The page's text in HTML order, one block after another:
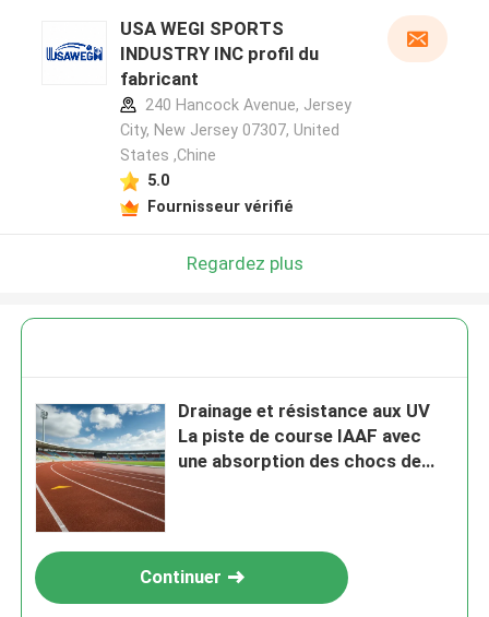
USA WEGI SPORTS
INDUSTRY INC profil du
fabricant
240 Hancock Avenue, Jersey
City, New Jersey 07307, United
States ,Chine
5.0
Fournisseur vérifié
Regardez plus
Drainage et résistance aux UV
La piste de course IAAF avec
une absorption des chocs de
Continuer